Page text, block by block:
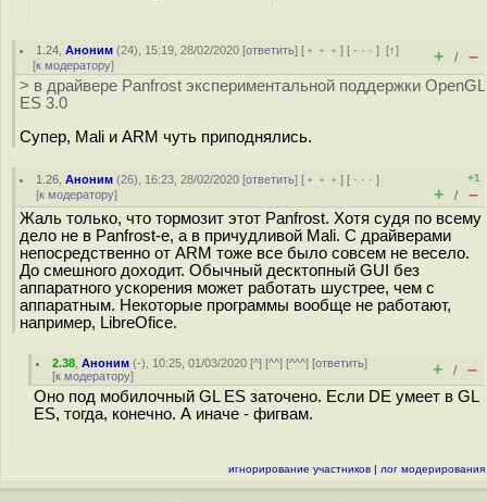
1.24 ,Аноним (24), 15:19, 28/02/2020 [ответить] [ ﹢﹢﹢] [ · · ·][↑]
[к модератору] + / –
> в драйвере Panfrost экспериментальной поддержки OpenGL
ES 3.0
Супер, Mali и ARM чуть приподнялись.
1.26 ,Аноним (26), 16:23, 28/02/2020 [ответить] [ ﹢﹢﹢] [ · · ·]
[к модератору]
+1
+ / –
Жаль только, что тормозит этот Panfrost. Хотя судя по всему
дело не в Panfrost-е, а в причудливой Mali. С драйверами
непосредственно от ARM тоже все было совсем не весело.
До смешного доходит. Обычный десктопный GUI без
аппаратного ускорения может работать шустрее, чем с
аппаратным. Некоторые программы вообще не работают,
например, LibreOfice.
2.38 ,Аноним (-), 10:25, 01/03/2020 [^] [^^] [^^^] [ответить]
[к модератору] + / –
Оно под мобилочный GL ES заточено. Если DE умеет в GL
ES, тогда, конечно. А иначе - фигвам.
игнорирование участников | лог модерирования